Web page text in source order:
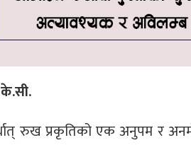
रुख प्रकृतिको एक अनुपम र